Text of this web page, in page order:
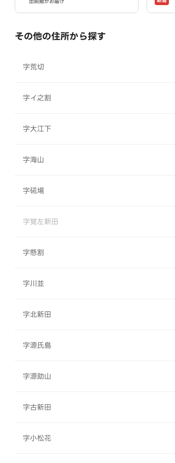
その他の住所から探す
字荒切
字イ之割
字大江下
字海山
字硴場
字覚左新田
字懸割
字川並
字北新田
字源氏島
字源助山
字古新田
字小松花